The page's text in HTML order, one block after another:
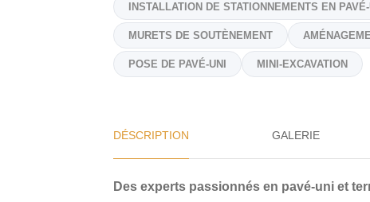
INSTALLATION DE STATIONNEMENTS EN PAVÉ-
MURETS DE SOUTÈNEMENT
POSE DE PAVÉ-UNI MINI-EXCAVATION
DÉSCRIPTION GALERIE
Des experts passionnés en pavé-uni et